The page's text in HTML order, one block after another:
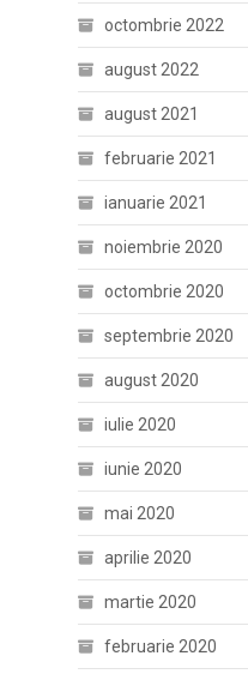
octombrie 2022
august 2022
august 2021
februarie 2021
ianuarie 2021
noiembrie 2020
octombrie 2020
septembrie 2020
august 2020
iulie 2020
iunie 2020
mai 2020
aprilie 2020
martie 2020
februarie 2020